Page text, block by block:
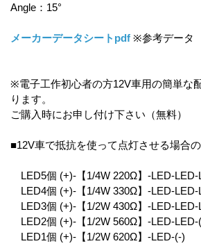
Angle：15°
メーカーデータシートpdf ※参考データ
※電子工作初心者の方12V車用の簡単な
ります。
ご購入時にお申し付け下さい（無料）
■12V車で抵抗を使って点灯させる場合の
LED5個 (+)-【1/4W 220Ω】-LED-
LED4個 (+)-【1/4W 330Ω】-LED-LED-
LED3個 (+)-【1/2W 430Ω】-LED-LED-
LED2個 (+)-【1/2W 560Ω】-LED-LED-
LED1個 (+)-【1/2W 620Ω】-LED-(-)